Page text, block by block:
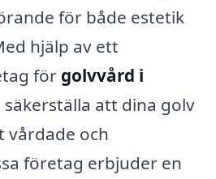
för både estetik
hjälp av ett
för golvvård i
säkerställa att dina golv
vårdade och
företag erbjuder en